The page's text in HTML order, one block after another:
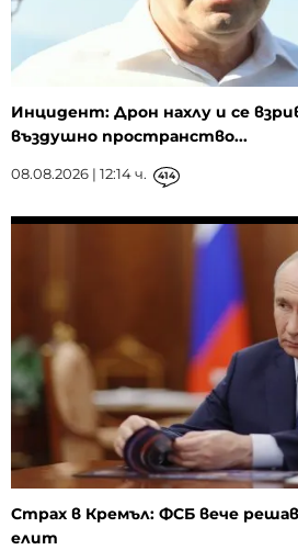
Инцидент: Дрон нахлу и се
въздушно пространство...
08.08.2026 | 12:14 ч. 414
Страх в Кремъл: ФСБ вече
елит